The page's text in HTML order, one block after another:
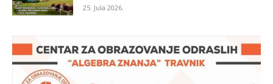
25. Jula 2026.